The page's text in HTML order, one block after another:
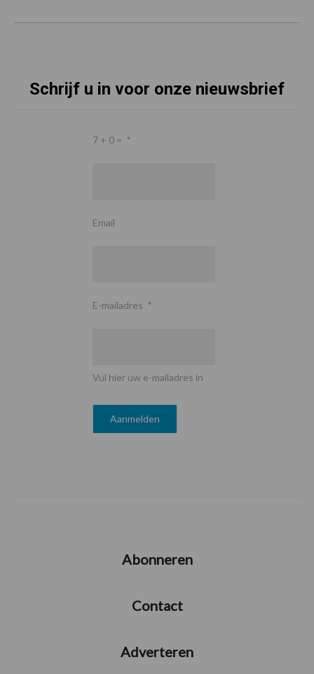
Schrijf u in voor onze nieuwsbrief
7 + 0 = *
Email
E-mailadres *
Vul hier uw e-mailadres in
Abonneren
Contact
Adverteren